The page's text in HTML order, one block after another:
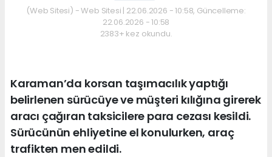
(Web Sitesi) - Web Sitesi | 22.06.2026 - 10:58, Güncelleme:
22.06.2026 - 10:58
2383+ kez okundu.
Karaman’da korsan taşımacılık yaptığı
belirlenen sürücüye ve müşteri kılığına girerek
aracı çağıran taksicilere para cezası kesildi.
Sürücünün ehliyetine el konulurken, araç
trafikten men edildi.